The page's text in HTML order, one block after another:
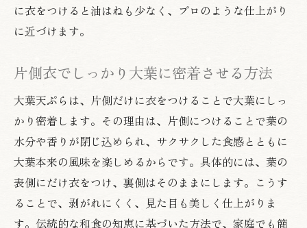
に衣をつけると油はねも少なく、プロのような仕上がり
に近づけます。
片側衣でしっかり大葉に密着させる方法
大葉天ぷらは、片側だけに衣をつけることで大葉にしっ
かり密着します。その理由は、片側につけることで葉の
水分や香りが閉じ込められ、サクサクした食感とともに
大葉本来の風味を楽しめるからです。具体的には、葉の
表側にだけ衣をつけ、裏側はそのままにします。こうす
ることで、剥がれにくく、見た目も美しく仕上がりま
す。伝統的な和食の知恵に基づいた方法で、家庭でも簡